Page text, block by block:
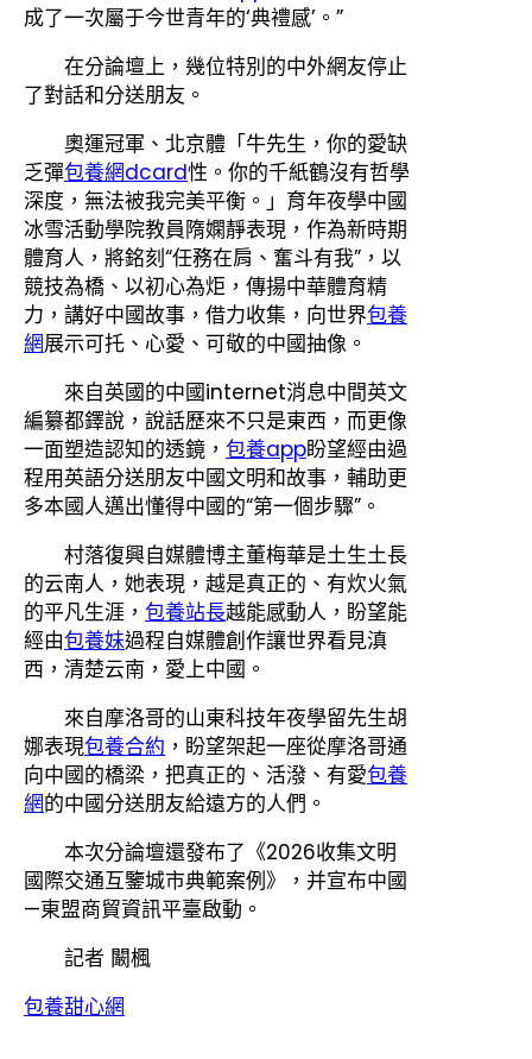
成了一次屬于今世青年的‘典禮感’。”
在分論壇上，幾位特別的中外網友停止
了對話和分送朋友。
奧運冠軍、北京體「牛先生，你的愛缺
乏彈包養網dcard性。你的千紙鶴沒有哲學
深度，無法被我完美平衡。」育年夜學中國
冰雪活動學院教員隋嫻靜表現，作為新時期
體育人，將銘刻“任務在肩、奮斗有我”，以
競技為橋、以初心為炬，傳揚中華體育精
力，講好中國故事，借力收集，向世界包養
網展示可托、心愛、可敬的中國抽像。
來自英國的中國internet消息中間英文
編纂都鐸說，說話歷來不只是東西，而更像
一面塑造認知的透鏡， 包養app盼望經由過
程用英語分送朋友中國文明和故事，輔助更
多本國人邁出懂得中國的“第一個步驟”。
村落復興自媒體博主董梅華是土生土長
的云南人，她表現，越是真正的、有炊火氣
的平凡生涯， 包養站長越能感動人，盼望能
經由包養妹過程自媒體創作讓世界看見滇
西，清楚云南，愛上中國。
來自摩洛哥的山東科技年夜學留先生胡
娜表現包養合約 ，盼望架起一座從摩洛哥通
向中國的橋梁，把真正的、活潑、有愛包養
網的中國分送朋友給遠方的人們。
本次分論壇還發布了《2026收集文明
國際交通互鑒城市典範案例》，并宣布中國
—東盟商貿資訊平臺啟動。
記者 闞楓
包養甜心網